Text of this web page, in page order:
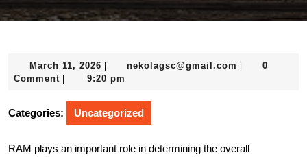
March 11, 2026 March
11,
nekolagsc@gmail.com
0
Comment
9:20 pm
Categories: Uncategorized
RAM plays an important role in determining the overall